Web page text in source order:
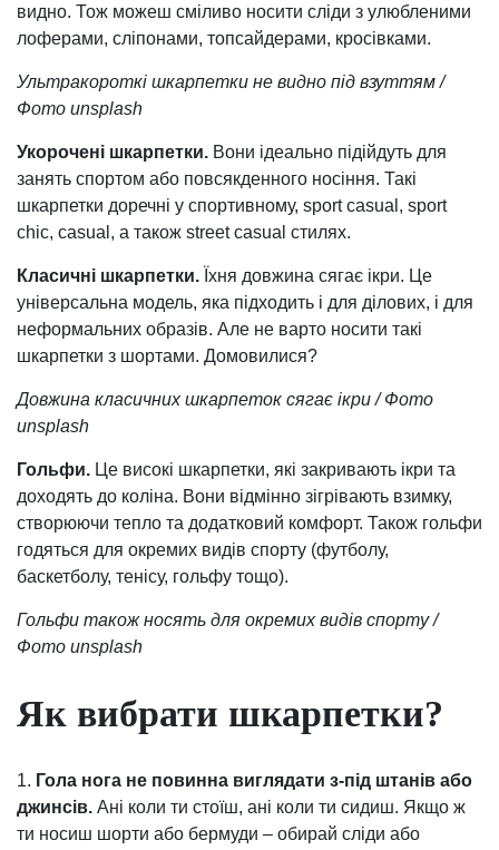
видно. Тож можеш сміливо носити сліди з улюбленими
лоферами, сліпонами, топсайдерами, кросівками.
Ультракороткі шкарпетки не видно під взуттям /
Фото unsplash
Укорочені шкарпетки. Вони ідеально підійдуть для
занять спортом або повсякденного носіння. Такі
шкарпетки доречні у спортивному, sport casual, sport
chic, casual, а також street casual стилях.
Класичні шкарпетки. Їхня довжина сягає ікри. Це
універсальна модель, яка підходить і для ділових, і для
неформальних образів. Але не варто носити такі
шкарпетки з шортами. Домовилися?
Довжина класичних шкарпеток сягає ікри / Фото
unsplash
Гольфи. Це високі шкарпетки, які закривають ікри та
доходять до коліна. Вони відмінно зігрівають взимку,
створюючи тепло та додатковий комфорт. Також гольфи
годяться для окремих видів спорту (футболу,
баскетболу, тенісу, гольфу тощо).
Гольфи також носять для окремих видів спорту /
Фото unsplash
Як вибрати шкарпетки?
1. Гола нога не повинна виглядати з-під штанів або
джинсів. Ані коли ти стоїш, ані коли ти сидиш. Якщо ж
ти носиш шорти або бермуди – обирай сліди або